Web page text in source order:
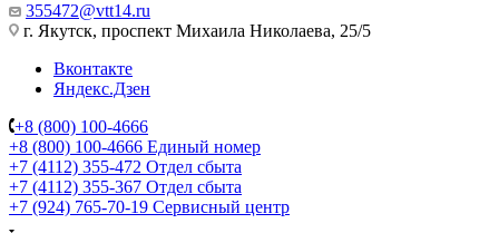
355472@vtt14.ru
г. Якутск, проспект Михаила Николаева, 25/5
Вконтакте
Яндекс.Дзен
+8 (800) 100-4666
+8 (800) 100-4666 Единый номер
+7 (4112) 355-472 Отдел сбыта
+7 (4112) 355-367 Отдел сбыта
+7 (924) 765-70-19 Сервисный центр